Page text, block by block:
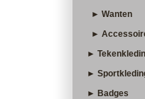
► Wanten
►
►
►
► Badges